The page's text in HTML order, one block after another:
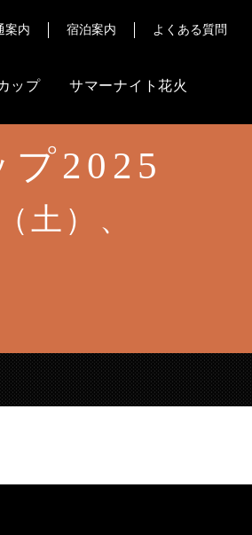
案内 宿泊案内 よくある質問
様
ップ サマーナイト花火
プ2025
土）、